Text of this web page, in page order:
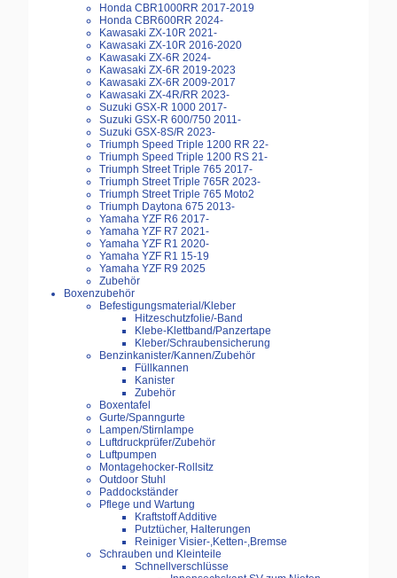
Honda CBR1000RR 2017-2019
Honda CBR600RR 2024-
Kawasaki ZX-10R 2021-
Kawasaki ZX-10R 2016-2020
Kawasaki ZX-6R 2024-
Kawasaki ZX-6R 2019-2023
Kawasaki ZX-6R 2009-2017
Kawasaki ZX-4R/RR 2023-
Suzuki GSX-R 1000 2017-
Suzuki GSX-R 600/750 2011-
Suzuki GSX-8S/R 2023-
Triumph Speed Triple 1200 RR 22-
Triumph Speed Triple 1200 RS 21-
Triumph Street Triple 765 2017-
Triumph Street Triple 765R 2023-
Triumph Street Triple 765 Moto2
Triumph Daytona 675 2013-
Yamaha YZF R6 2017-
Yamaha YZF R7 2021-
Yamaha YZF R1 2020-
Yamaha YZF R1 15-19
Yamaha YZF R9 2025
Zubehör
Boxenzubehör
Befestigungsmaterial/Kleber
Hitzeschutzfolie/-Band
Klebe-Klettband/Panzertape
Kleber/Schraubensicherung
Benzinkanister/Kannen/Zubehör
Füllkannen
Kanister
Zubehör
Boxentafel
Gurte/Spanngurte
Lampen/Stirnlampe
Luftdruckprüfer/Zubehör
Luftpumpen
Montagehocker-Rollsitz
Outdoor Stuhl
Paddockständer
Pflege und Wartung
Kraftstoff Additive
Putztücher, Halterungen
Reiniger Visier-,Ketten-,Bremse
Schrauben und Kleinteile
Schnellverschlüsse